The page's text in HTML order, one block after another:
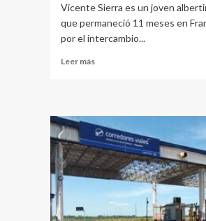
Vicente Sierra es un joven
que permaneció 11 meses en
por el intercambio...
Leer más